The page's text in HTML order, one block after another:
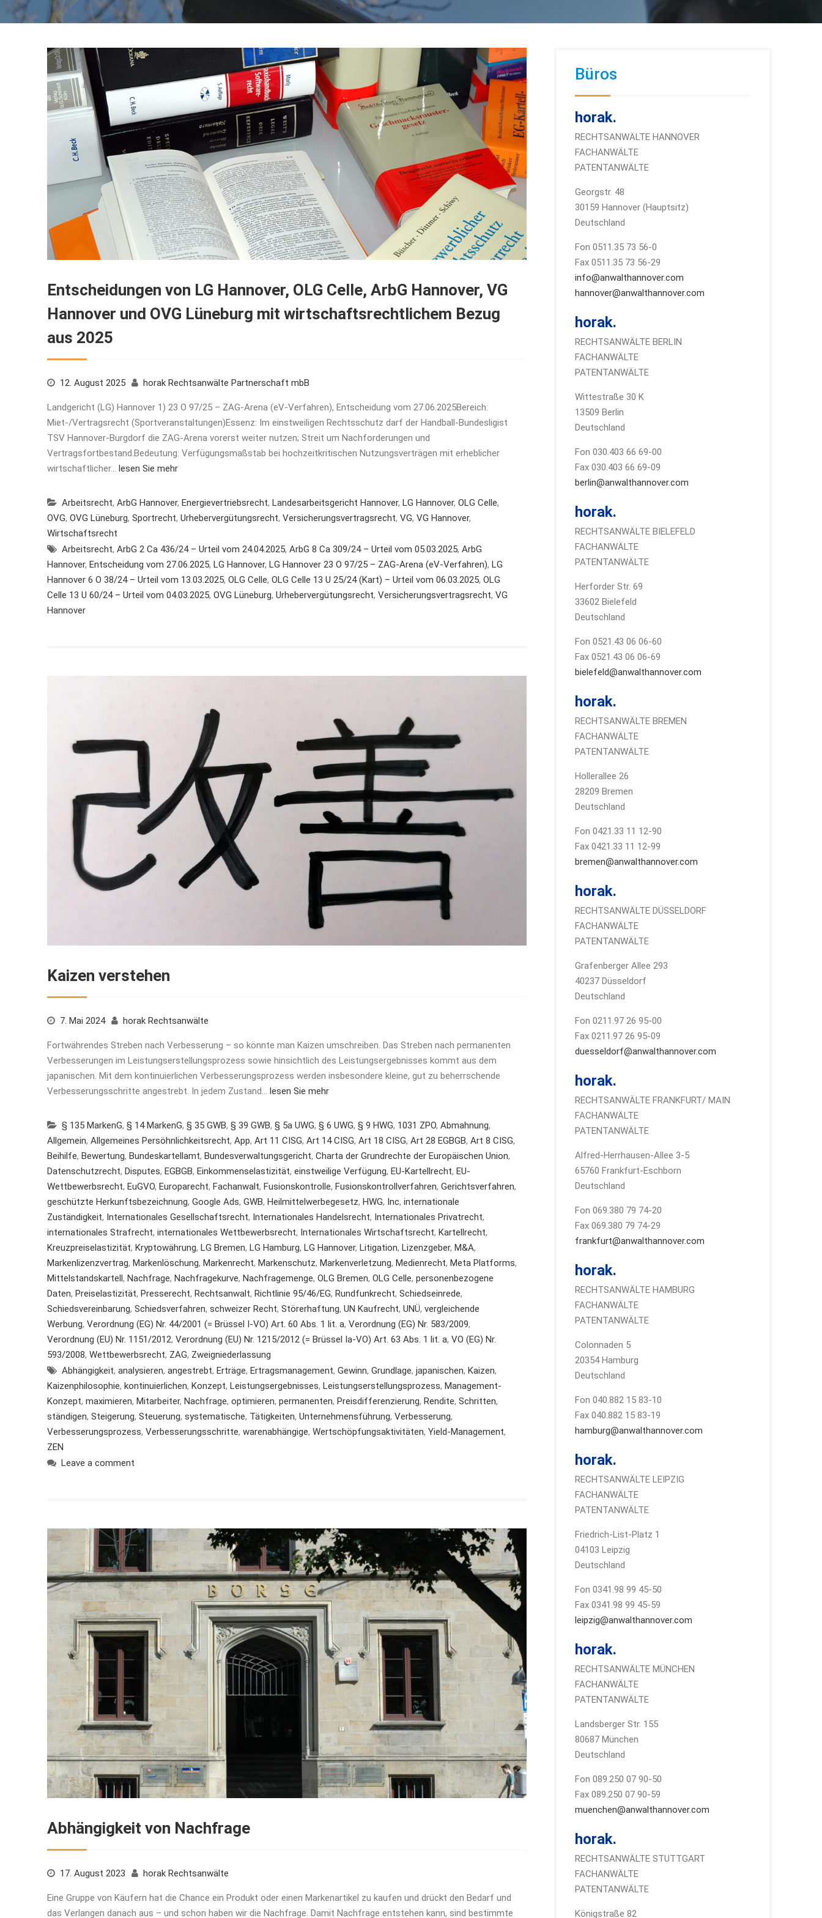
Entscheidungen von LG Hannover, OLG Celle, ArbG Hannover, VG
Hannover und OVG Lüneburg mit wirtschaftsrechtlichem Bezug
aus 2025
12. August 2025 horak Rechtsanwälte Partnerschaft mbB
Landgericht (LG) Hannover 1) 23 O 97/25 – ZAG-Arena (eV-Verfahren), Entscheidung vom 27.06.2025Bereich:
Miet-/Vertragsrecht (Sportveranstaltungen)Essenz: Im einstweiligen Rechtsschutz darf der Handball-Bundesligist
TSV Hannover-Burgdorf die ZAG-Arena vorerst weiter nutzen; Streit um Nachforderungen und
Vertragsfortbestand.Bedeutung: Verfügungsmaßstab bei hochzeitkritischen Nutzungsverträgen mit erheblicher
wirtschaftlicher… lesen Sie mehr
Arbeitsrecht, ArbG Hannover, Energievertriebsrecht, Landesarbeitsgericht Hannover, LG Hannover, OLG Celle,
OVG, OVG Lüneburg, Sportrecht, Urhebervergütungsrecht, Versicherungsvertragsrecht, VG, VG Hannover,
Wirtschaftsrecht
Arbeitsrecht, ArbG 2 Ca 436/24 – Urteil vom 24.04.2025, ArbG 8 Ca 309/24 – Urteil vom 05.03.2025, ArbG
Hannover, Entscheidung vom 27.06.2025, LG Hannover, LG Hannover 23 O 97/25 – ZAG-Arena (eV-Verfahren), LG
Hannover 6 O 38/24 – Urteil vom 13.03.2025, OLG Celle, OLG Celle 13 U 25/24 (Kart) – Urteil vom 06.03.2025, OLG
Celle 13 U 60/24 – Urteil vom 04.03.2025, OVG Lüneburg, Urhebervergütungsrecht, Versicherungsvertragsrecht, VG
Hannover
Kaizen verstehen
7. Mai 2024 horak Rechtsanwälte
Fortwährendes Streben nach Verbesserung – so könnte man Kaizen umschreiben. Das Streben nach permanenten
Verbesserungen im Leistungserstellungsprozess sowie hinsichtlich des Leistungsergebnisses kommt aus dem
japanischen. Mit dem kontinuierlichen Verbesserungsprozess werden insbesondere kleine, gut zu beherrschende
Verbesserungsschritte angestrebt. In jedem Zustand… lesen Sie mehr
§ 135 MarkenG, § 14 MarkenG, § 35 GWB, § 39 GWB, § 5a UWG, § 6 UWG, § 9 HWG, 1031 ZPO, Abmahnung,
Allgemein, Allgemeines Persöhnlichkeitsrecht, App, Art 11 CISG, Art 14 CISG, Art 18 CISG, Art 28 EGBGB, Art 8 CISG,
Beihilfe, Bewertung, Bundeskartellamt, Bundesverwaltungsgericht, Charta der Grundrechte der Europäischen Union,
Datenschutzrecht, Disputes, EGBGB, Einkommenselastizität, einstweilige Verfügung, EU-Kartellrecht, EU-
Wettbewerbsrecht, EuGVO, Europarecht, Fachanwalt, Fusionskontrolle, Fusionskontrollverfahren, Gerichtsverfahren,
geschützte Herkunftsbezeichnung, Google Ads, GWB, Heilmittelwerbegesetz, HWG, Inc, internationale
Zuständigkeit, Internationales Gesellschaftsrecht, Internationales Handelsrecht, Internationales Privatrecht,
internationales Strafrecht, internationales Wettbewerbsrecht, Internationales Wirtschaftsrecht, Kartellrecht,
Kreuzpreiselastizität, Kryptowährung, LG Bremen, LG Hamburg, LG Hannover, Litigation, Lizenzgeber, M&A,
Markenlizenzvertrag, Markenlöschung, Markenrecht, Markenschutz, Markenverletzung, Medienrecht, Meta Platforms,
Mittelstandskartell, Nachfrage, Nachfragekurve, Nachfragemenge, OLG Bremen, OLG Celle, personenbezogene
Daten, Preiselastizität, Presserecht, Rechtsanwalt, Richtlinie 95/46/EG, Rundfunkrecht, Schiedseinrede,
Schiedsvereinbarung, Schiedsverfahren, schweizer Recht, Störerhaftung, UN Kaufrecht, UNÜ, vergleichende
Werbung, Verordnung (EG) Nr. 44/2001 (= Brüssel I-VO) Art. 60 Abs. 1 lit. a, Verordnung (EG) Nr. 583/2009,
Verordnung (EU) Nr. 1151/2012, Verordnung (EU) Nr. 1215/2012 (= Brüssel Ia-VO) Art. 63 Abs. 1 lit. a, VO (EG) Nr.
593/2008, Wettbewerbsrecht, ZAG, Zweigniederlassung
Abhängigkeit, analysieren, angestrebt, Erträge, Ertragsmanagement, Gewinn, Grundlage, japanischen, Kaizen,
Kaizenphilosophie, kontinuierlichen, Konzept, Leistungsergebnisses, Leistungserstellungsprozess, Management-
Konzept, maximieren, Mitarbeiter, Nachfrage, optimieren, permanenten, Preisdifferenzierung, Rendite, Schritten,
ständigen, Steigerung, Steuerung, systematische, Tätigkeiten, Unternehmensführung, Verbesserung,
Verbesserungsprozess, Verbesserungsschritte, warenabhängige, Wertschöpfungsaktivitäten, Yield-Management,
ZEN
Leave a comment
Abhängigkeit von Nachfrage
17. August 2023 horak Rechtsanwälte
Eine Gruppe von Käufern hat die Chance ein Produkt oder einen Markenartikel zu kaufen und drückt den Bedarf und
das Verlangen danach aus – und schon haben wir die Nachfrage. Damit Nachfrage entstehen kann, sind bestimmte
Büros
horak.
RECHTSANWÄLTE HANNOVER
FACHANWÄLTE
PATENTANWÄLTE
Georgstr. 48
30159 Hannover (Hauptsitz)
Deutschland
Fon 0511.35 73 56-0
Fax 0511.35 73 56-29
info@anwalthannover.com
hannover@anwalthannover.com
horak.
RECHTSANWÄLTE BERLIN
FACHANWÄLTE
PATENTANWÄLTE
Wittestraße 30 K
13509 Berlin
Deutschland
Fon 030.403 66 69-00
Fax 030.403 66 69-09
berlin@anwalthannover.com
horak.
RECHTSANWÄLTE BIELEFELD
FACHANWÄLTE
PATENTANWÄLTE
Herforder Str. 69
33602 Bielefeld
Deutschland
Fon 0521.43 06 06-60
Fax 0521.43 06 06-69
bielefeld@anwalthannover.com
horak.
RECHTSANWÄLTE BREMEN
FACHANWÄLTE
PATENTANWÄLTE
Hollerallee 26
28209 Bremen
Deutschland
Fon 0421.33 11 12-90
Fax 0421.33 11 12-99
bremen@anwalthannover.com
horak.
RECHTSANWÄLTE DÜSSELDORF
FACHANWÄLTE
PATENTANWÄLTE
Grafenberger Allee 293
40237 Düsseldorf
Deutschland
Fon 0211.97 26 95-00
Fax 0211.97 26 95-09
duesseldorf@anwalthannover.com
horak.
RECHTSANWÄLTE FRANKFURT/ MAIN
FACHANWÄLTE
PATENTANWÄLTE
Alfred-Herrhausen-Allee 3-5
65760 Frankfurt-Eschborn
Deutschland
Fon 069.380 79 74-20
Fax 069.380 79 74-29
frankfurt@anwalthannover.com
horak.
RECHTSANWÄLTE HAMBURG
FACHANWÄLTE
PATENTANWÄLTE
Colonnaden 5
20354 Hamburg
Deutschland
Fon 040.882 15 83-10
Fax 040.882 15 83-19
hamburg@anwalthannover.com
horak.
RECHTSANWÄLTE LEIPZIG
FACHANWÄLTE
PATENTANWÄLTE
Friedrich-List-Platz 1
04103 Leipzig
Deutschland
Fon 0341.98 99 45-50
Fax 0341.98 99 45-59
leipzig@anwalthannover.com
horak.
RECHTSANWÄLTE MÜNCHEN
FACHANWÄLTE
PATENTANWÄLTE
Landsberger Str. 155
80687 München
Deutschland
Fon 089.250 07 90-50
Fax 089.250 07 90-59
muenchen@anwalthannover.com
horak.
RECHTSANWÄLTE STUTTGART
FACHANWÄLTE
PATENTANWÄLTE
Königstraße 82